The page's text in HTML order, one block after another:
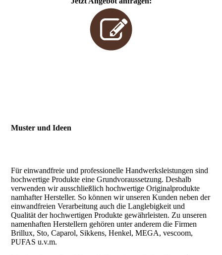
Muster und Ideen
Für einwandfreie und professionelle Handwerksleistungen sind
hochwertige Produkte eine Grundvoraussetzung. Deshalb
verwenden wir ausschließlich hochwertige Originalprodukte
namhafter Hersteller. So können wir unseren Kunden neben der
einwandfreien Verarbeitung auch die Langlebigkeit und
Qualität der hochwertigen Produkte gewährleisten. Zu unseren
namenhaften Herstellern gehören unter anderem die Firmen
Brillux, Sto, Caparol, Sikkens, Henkel, MEGA, vescoom,
PUFAS u.v.m.